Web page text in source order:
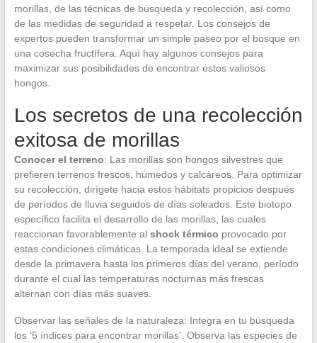
morillas, de las técnicas de búsqueda y recolección, así como
de las medidas de seguridad a respetar. Los consejos de
expertos pueden transformar un simple paseo por el bosque en
una cosecha fructífera. Aquí hay algunos consejos para
maximizar sus posibilidades de encontrar estos valiosos
hongos.
Los secretos de una recolección
exitosa de morillas
Conocer el terreno: Las morillas son hongos silvestres que
prefieren terrenos frescos, húmedos y calcáreos. Para optimizar
su recolección, dirígete hacia estos hábitats propicios después
de períodos de lluvia seguidos de días soleados. Este biotopo
específico facilita el desarrollo de las morillas, las cuales
reaccionan favorablemente al shock térmico provocado por
estas condiciones climáticas. La temporada ideal se extiende
desde la primavera hasta los primeros días del verano, período
durante el cual las temperaturas nocturnas más frescas
alternan con días más suaves.
Observar las señales de la naturaleza: Integra en tu búsqueda
los ‘5 índices para encontrar morillas’. Observa las especies de